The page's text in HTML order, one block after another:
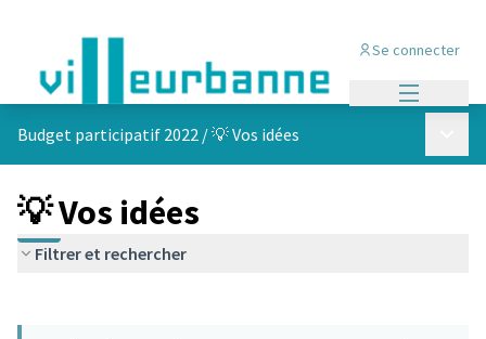
Se connecter
Budget participatif 2022 /💡 Vos idées
💡 Vos idées
Filtrer et rechercher